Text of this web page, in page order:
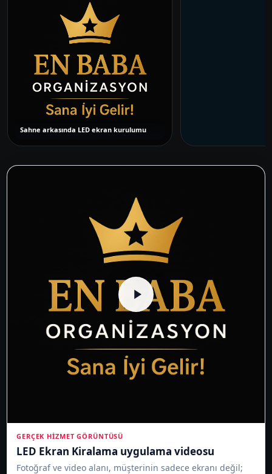
Sahne arkasında LED ekran kurulumu
GERÇEK HIZMET GÖRÜNTÜSÜ
LED Ekran Kiralama uygulama videosu
Fotoğraf ve video alanı, müşterinin sadece ekranı değil;